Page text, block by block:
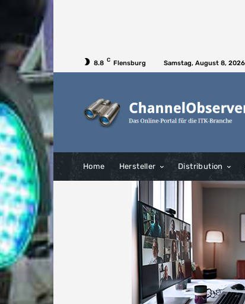
8.8 C Flensburg Samstag, August 8, 2026
Home Hersteller Distribution